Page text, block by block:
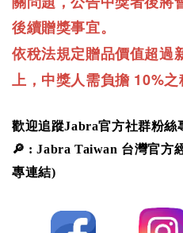
後續贈獎事宜。
依稅法規定贈品價值超過
上，中獎人需負擔 10%之
歡迎追蹤Jabra官方社群粉絲
🔎 :Jabra Taiwan 台灣官方
專連結)